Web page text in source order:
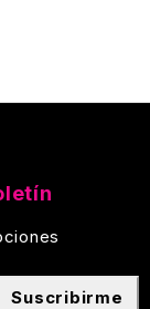
Suscribirme